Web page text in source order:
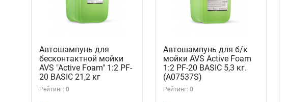
Автошампунь для
бесконтактной мойки
AVS "Active Foam" 1:2 PF-
20 BASIC 21,2 кг
(A07538S)
Рейтинг: 0
Автошампунь для б/к
мойки AVS Active Foam
1:2 PF-20 BASIC 5,3 кг.
(A07537S)
Рейтинг: 0